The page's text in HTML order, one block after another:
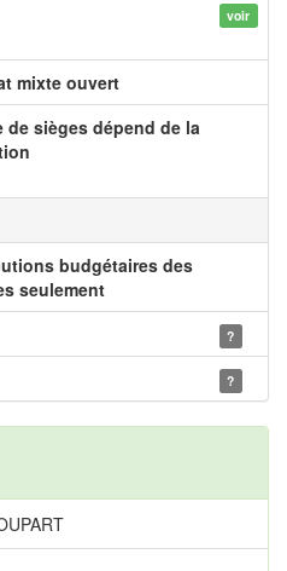
voir
mixte ouvert
de sièges dépend de la
budgétaires des
seulement
?
?